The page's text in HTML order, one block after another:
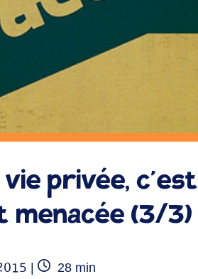
privée, c’est
menacée (3/3)
|
Temps
28 min